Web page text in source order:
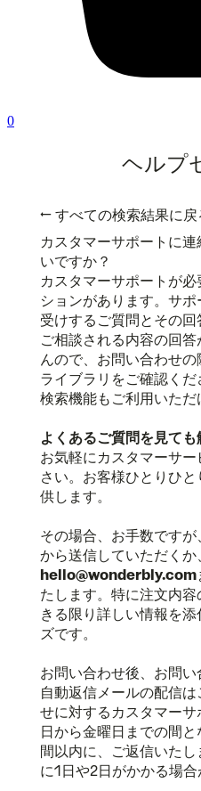
0
ヘルプ
← すべての検索結果に戻
カスタマーサポートに
いですか？
カスタマーサポートが
ションがあります。サ
受けするご質問とその回
ご相談される内容の回
んので、お問い合わせ
ライブラリをご確認く
検索機能もご利用いただ
よくあるご質問を見ても
お気軽にカスタマーサ
さい。お客様ひとりひ
供します。
その場合、お手数ですが
から送信していただく
hello@wonderbly.com
たします。特に注文内
きる限り詳しい情報を
ズです。
お問い合わせ後、お問
自動返信メールの配信
せに対するカスタマー
日から金曜日までの間
間以内に、ご返信いた
に1日や2日がかかる場合